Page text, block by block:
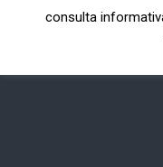
consulta